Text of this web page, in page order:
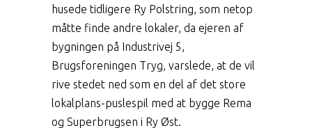
husede tidligere Ry Polstring, som netop
måtte finde andre lokaler, da ejeren af
bygningen på Industrivej 5,
Brugsforeningen Tryg, varslede, at de vil
rive stedet ned som en del af det store
lokalplans-puslespil med at bygge Rema
og Superbrugsen i Ry Øst.